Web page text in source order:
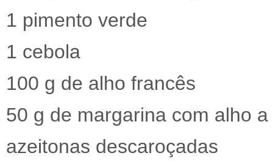
1 pimento verde
1 cebola
100 g de alho francês
50 g de margarina com alho
azeitonas descaroçadas